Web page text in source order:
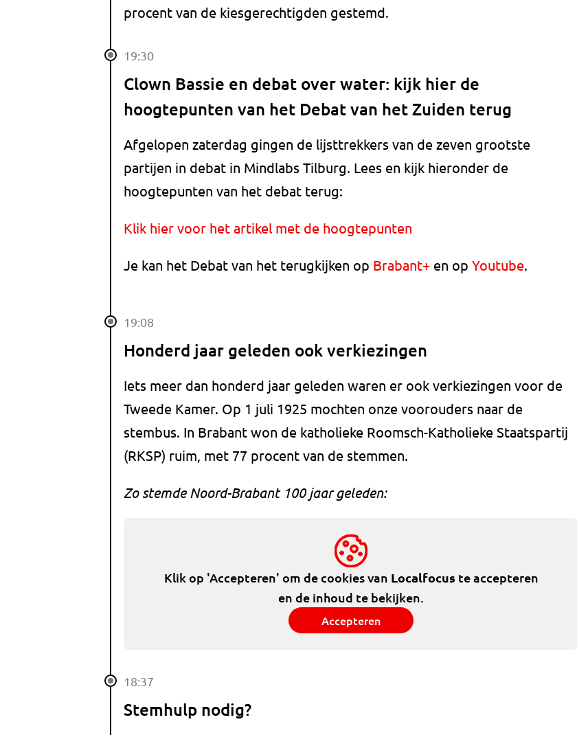
procent van de kiesgerechtigden gestemd.
19:30
Clown Bassie en debat over water: kijk hier de
hoogtepunten van het Debat van het Zuiden terug
Afgelopen zaterdag gingen de lijsttrekkers van de zeven grootste
partijen in debat in Mindlabs Tilburg. Lees en kijk hieronder de
hoogtepunten van het debat terug:
Klik hier voor het artikel met de hoogtepunten
Je kan het Debat van het terugkijken op Brabant+ en op Youtube.
19:08
Honderd jaar geleden ook verkiezingen
Iets meer dan honderd jaar geleden waren er ook verkiezingen voor de
Tweede Kamer. Op 1 juli 1925 mochten onze voorouders naar de
stembus. In Brabant won de katholieke Roomsch-Katholieke Staatspartij
(RKSP) ruim, met 77 procent van de stemmen.
Zo stemde Noord-Brabant 100 jaar geleden:
Klik op 'Accepteren' om de cookies van Localfocus te accepteren
en de inhoud te bekijken.
Accepteren
18:37
Stemhulp nodig?